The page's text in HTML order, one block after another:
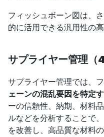
フィッシュボーン図は、
的に活用できる汎用性の高
サプライヤー管理（
サプライヤー管理では、
ェーンの混乱要因を特定
ーの信頼性、納期、材料
ルなどを分析することで
を改善し、高品質な材料